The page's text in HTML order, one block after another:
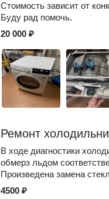
Стоимость зависит от
Буду рад помочь.
20 000 ₽
Ремонт
В ходе диагностики
обмерз льдом
Произведена замена
4500 ₽